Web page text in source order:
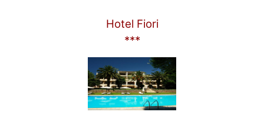
Hotel Fiori
***